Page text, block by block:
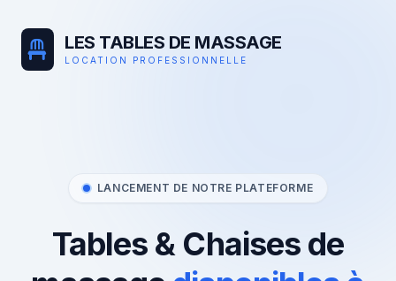
LES TABLES DE MASSAGE
LOCATION PROFESSIONNELLE
LANCEMENT DE NOTRE PLATEFORME
Tables & Chaises de